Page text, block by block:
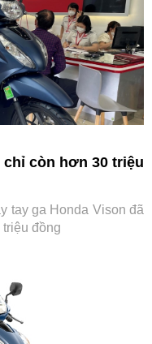
chỉ còn hơn 30 triệu
tay ga Honda Vison đã
đồng